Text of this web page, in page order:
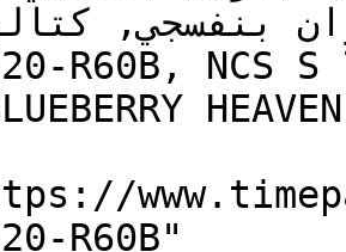
بنفسجي,
R60B,
R60B"